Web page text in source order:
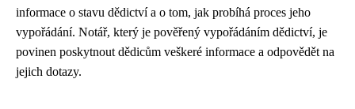
informace o stavu dědictví a o tom, jak probíhá proces jeho
vypořádání. Notář, který je pověřený vypořádáním dědictví, je
povinen poskytnout dědicům veškeré informace a odpovědět na
jejich dotazy.